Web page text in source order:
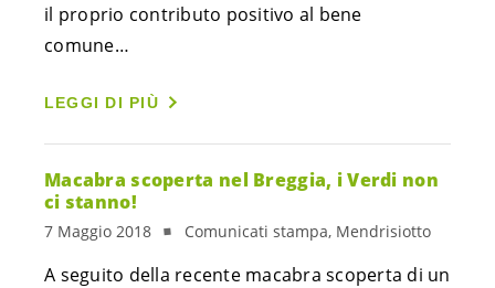
il proprio contributo positivo al bene
comune…
LEGGI DI PIÙ
Macabra scoperta nel Breggia, i Verdi non
ci stanno!
7 Maggio 2018 Comunicati stampa, Mendrisiotto
A seguito della recente macabra scoperta di un